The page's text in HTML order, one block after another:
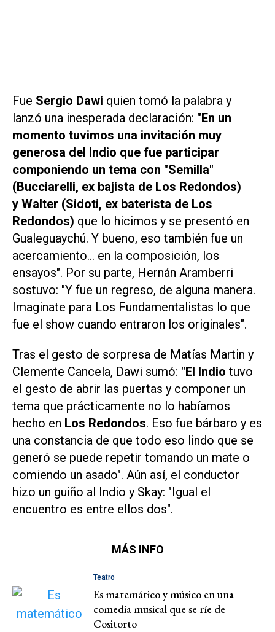
Fue Sergio Dawi quien tomó la palabra y
lanzó una inesperada declaración: "En un
momento tuvimos una invitación muy
generosa del Indio que fue participar
componiendo un tema con "Semilla"
(Bucciarelli, ex bajista de Los Redondos)
y Walter (Sidoti, ex baterista de Los
Redondos) que lo hicimos y se presentó en
Gualeguaychú. Y bueno, eso también fue un
acercamiento... en la composición, los
ensayos". Por su parte, Hernán Aramberri
sostuvo: "Y fue un regreso, de alguna manera.
Imaginate para Los Fundamentalistas lo que
fue el show cuando entraron los originales".
Tras el gesto de sorpresa de Matías Martin y
Clemente Cancela, Dawi sumó: "El Indio tuvo
el gesto de abrir las puertas y componer un
tema que prácticamente no lo habíamos
hecho en Los Redondos. Eso fue bárbaro y es
una constancia de que todo eso lindo que se
generó se puede repetir tomando un mate o
comiendo un asado". Aún así, el conductor
hizo un guiño al Indio y Skay: "Igual el
encuentro es entre ellos dos".
MÁS INFO
Teatro
Es matemático y músico en una
comedia musical que se ríe de
Cositorto